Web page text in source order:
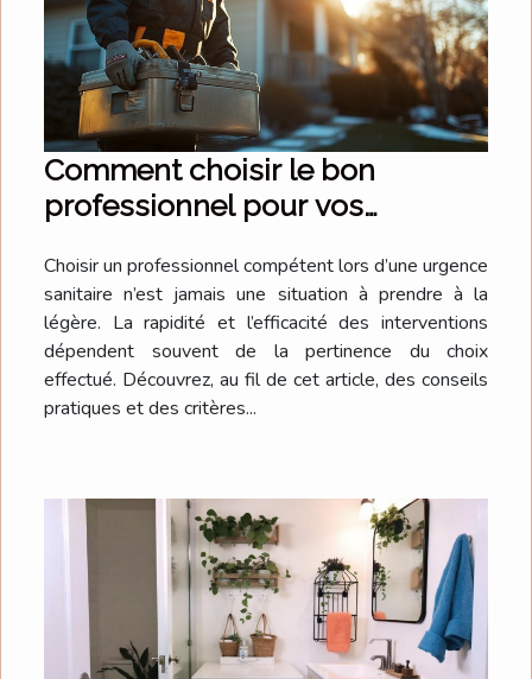
Comment choisir le bon
professionnel pour vos
Choisir un professionnel compétent lors d’une urgence
sanitaire n’est jamais une situation à prendre à la
légère. La rapidité et l’efficacité des interventions
dépendent souvent de la pertinence du choix
effectué. Découvrez, au fil de cet article, des conseils
pratiques et des critères...